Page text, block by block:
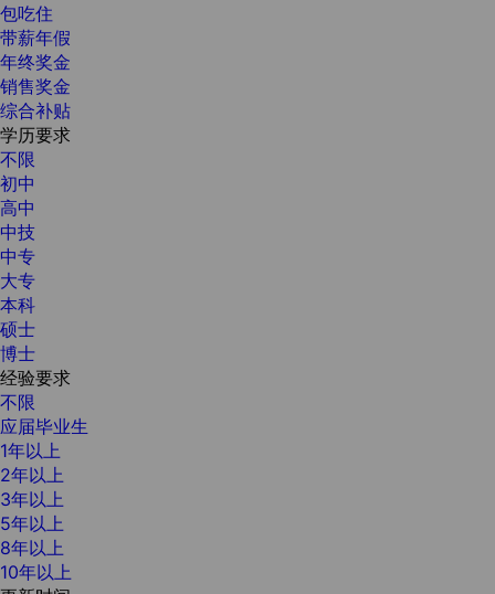
包吃住
带薪年假
年终奖金
销售奖金
综合补贴
学历要求
不限
初中
高中
中技
中专
大专
本科
硕士
博士
经验要求
不限
应届毕业生
1年以上
2年以上
3年以上
5年以上
8年以上
10年以上